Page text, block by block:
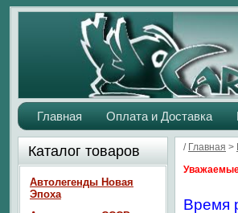
Главная Оплата и Доставка
/ Главная >
Время
Каталог товаров
Автолегенды Новая
Эпоха